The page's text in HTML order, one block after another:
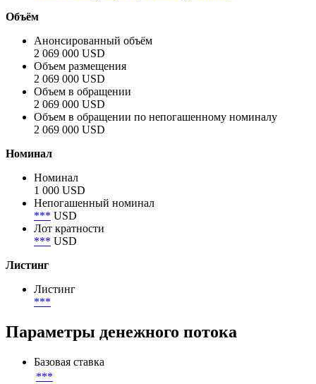
Объём
Анонсированный объём
2 069 000 USD
Объем размещения
2 069 000 USD
Объем в обращении
2 069 000 USD
Объем в обращении по непогашенному номиналу
2 069 000 USD
Номинал
Номинал
1 000 USD
Непогашенный номинал
*** USD
Лот кратности
*** USD
Листинг
Листинг
***
Параметры денежного потока
Базовая ставка
***